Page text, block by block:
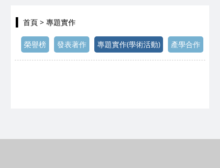
首頁 > 專題實作
榮譽榜 發表著作 專題實作(學術活動) 產學合作